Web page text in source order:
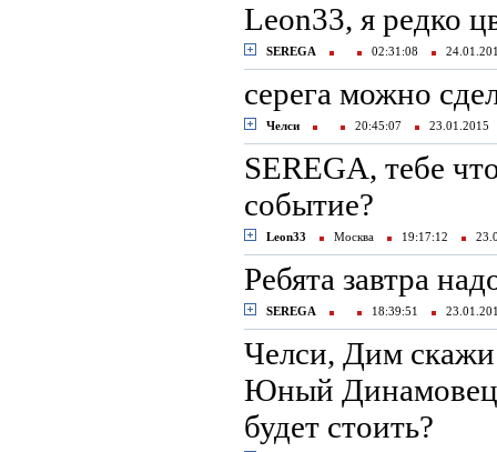
Leon33, я редко
SEREGA 02:31:08
серега можно
Челси 20:45:07
SEREGA, тебе
событие?
Leon33 Москва 19:17:12
Ребята завтра
SEREGA 18:39:51
Челси, Дим скажи
Юный Динамовец,
будет стоить?